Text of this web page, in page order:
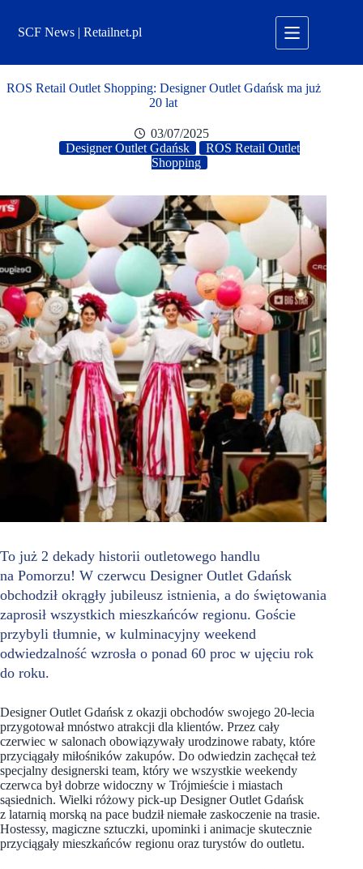
treściSCF News | Retailnet.pl
ROS Retail Outlet Shopping: Designer Outlet Gdańsk ma już
20 lat
03/07/2025
Designer Outlet Gdańsk
ROS Retail Outlet
Shopping
To już 2 dekady historii outletowego handlu
na Pomorzu! W czerwcu Designer Outlet Gdańsk
obchodził okrągły jubileusz istnienia, a do świętowania
zaprosił wszystkich mieszkańców regionu. Goście
przybyli tłumnie, w kulminacyjny weekend
odwiedzalność wzrosła o ponad 60 proc w ujęciu rok
do roku.
Designer Outlet Gdańsk z okazji obchodów swojego 20-lecia
przygotował mnóstwo atrakcji dla klientów. Przez cały
czerwiec w salonach obowiązywały urodzinowe rabaty, które
przyciągały miłośników zakupów. Do odwiedzin zachęcał też
specjalny designerski team, który we wszystkie weekendy
czerwca był dobrze widoczny w Trójmieście i miastach
sąsiednich. Wielki różowy pick-up Designer Outlet Gdańsk
z latarnią morską na pace budził niemałe zaskoczenie na trasie.
Hostessy, magiczne sztuczki, upominki i animacje skutecznie
przyciągały mieszkańców regionu oraz turystów do outletu.